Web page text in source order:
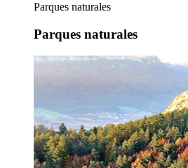
Parques naturales
Parques naturales